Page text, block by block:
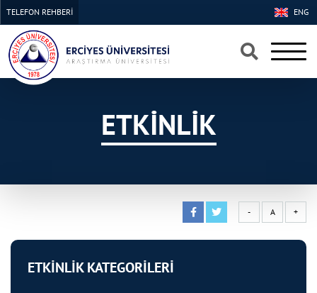
×
×
ENG
TELEFON REHBERİ
ETKİNLİK
- A +
ETKİNLİK KATEGORİLERİ